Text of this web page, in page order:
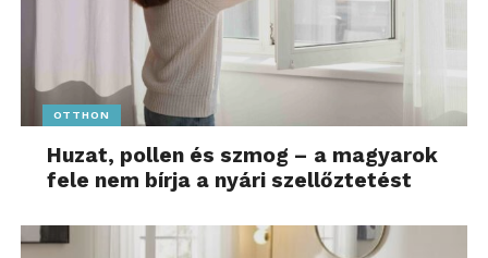
OTTHON
Huzat, pollen és szmog – a magyarok
fele nem bírja a nyári szellőztetést